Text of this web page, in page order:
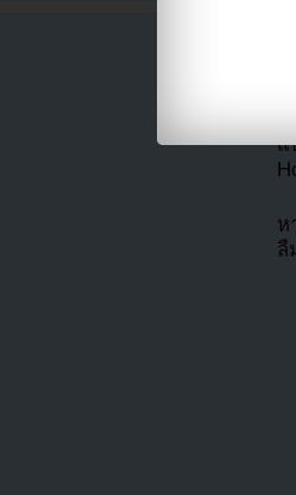
แ
ห
ลื